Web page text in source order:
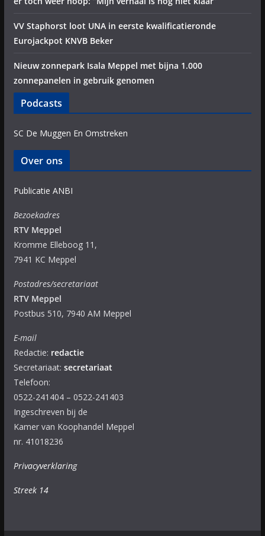
VV Staphorst loot UNA in eerste kwalificatieronde
Eurojackpot KNVB Beker
Nieuw zonnepark Isala Meppel met bijna 1.000
zonnepanelen in gebruik genomen
Podcasts
SC De Muggen En Omstreken
Over ons
Publicatie ANBI
Bezoekadres
RTV Meppel
Kromme Elleboog 11,
7941 KC Meppel
Postadres/secretariaat
RTV Meppel
Postbus 510, 7940 AM Meppel
E-mail
Redactie: redactie
Secretariaat: secretariaat
Telefoon:
0522-241404 – 0522-241403
Ingeschreven bij de
Kamer van Koophandel Meppel
nr. 41018236
Privacyverklaring
Streek 14